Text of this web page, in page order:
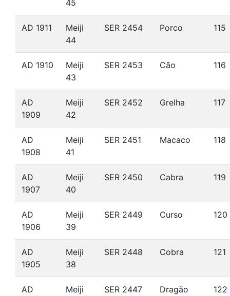
45
AD 1911
Meiji
44
SER 2454 Porco 115
AD 1910
Meiji
43
SER 2453 Cão 116
AD
1909
Meiji
42
SER 2452 Grelha 117
AD
1908
Meiji
41
SER 2451 Macaco 118
AD
1907
Meiji
40
SER 2450 Cabra 119
AD
1906
Meiji
39
SER 2449 Curso 120
AD
1905
Meiji
38
SER 2448 Cobra 121
AD
Meiji
SER 2447 Dragão 122